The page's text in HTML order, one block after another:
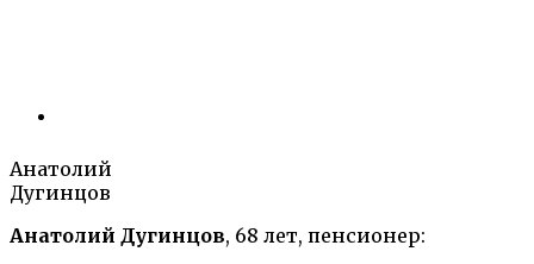
Анатолий
Дугинцов
Анатолий Дугинцов, 68 лет, пенсионер: